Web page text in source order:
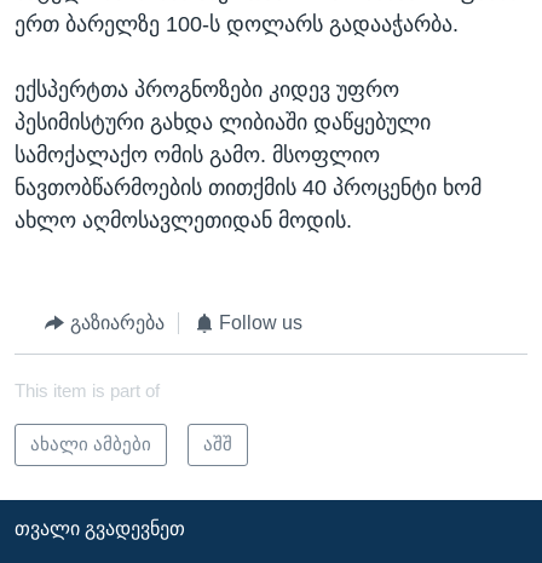
ერთ ბარელზე 100-ს დოლარს გადააჭარბა.
ექსპერტთა პროგნოზები კიდევ უფრო
პესიმისტური გახდა ლიბიაში დაწყებული
სამოქალაქო ომის გამო. მსოფლიო
ნავთობწარმოების თითქმის 40 პროცენტი ხომ
ახლო აღმოსავლეთიდან მოდის.
გაზიარება Follow us
This item is part of
ახალი ამბები აშშ
ᲗᲕᲐᲚᲘ ᲒᲕᲐᲓᲔᲕᲜᲔᲗ